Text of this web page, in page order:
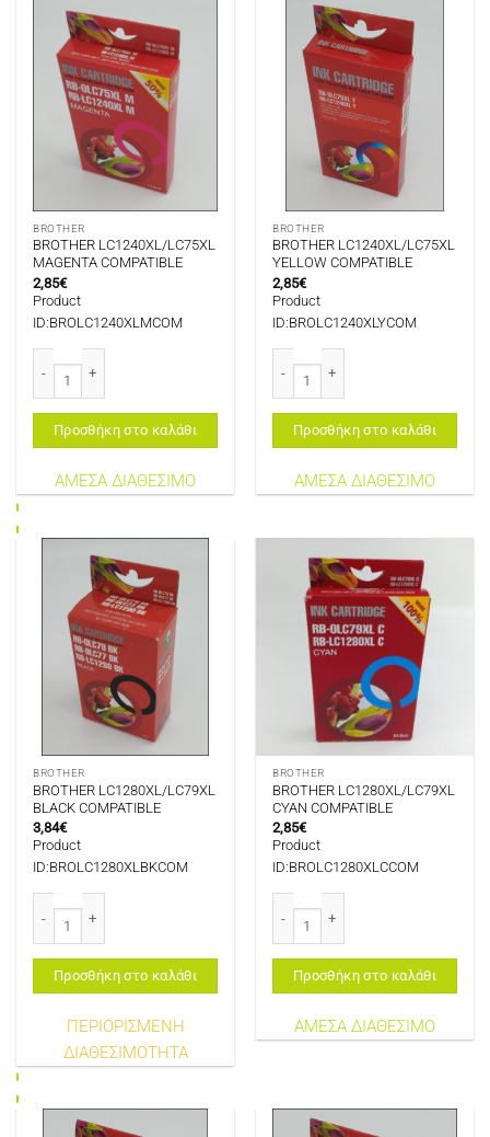
BROTHER
BROTHER LC1240XL/LC75XL
MAGENTA COMPATIBLE
2,85€
Product
ID:BROLC1240XLMCOM
Προσθήκη στο καλάθι
ΑΜΕΣΑ ΔΙΑΘΕΣΙΜΟ
BROTHER
BROTHER LC1240XL/LC75XL
YELLOW COMPATIBLE
2,85€
Product
ID:BROLC1240XLYCOM
Προσθήκη στο καλάθι
ΑΜΕΣΑ ΔΙΑΘΕΣΙΜΟ
BROTHER
BROTHER LC1280XL/LC79XL
BLACK COMPATIBLE
3,84€
Product
ID:BROLC1280XLBKCOM
Προσθήκη στο καλάθι
ΠΕΡΙΟΡΙΣΜΕΝΗ
ΔΙΑΘΕΣΙΜΟΤΗΤΑ
BROTHER
BROTHER LC1280XL/LC79XL
CYAN COMPATIBLE
2,85€
Product
ID:BROLC1280XLCCOM
Προσθήκη στο καλάθι
ΑΜΕΣΑ ΔΙΑΘΕΣΙΜΟ